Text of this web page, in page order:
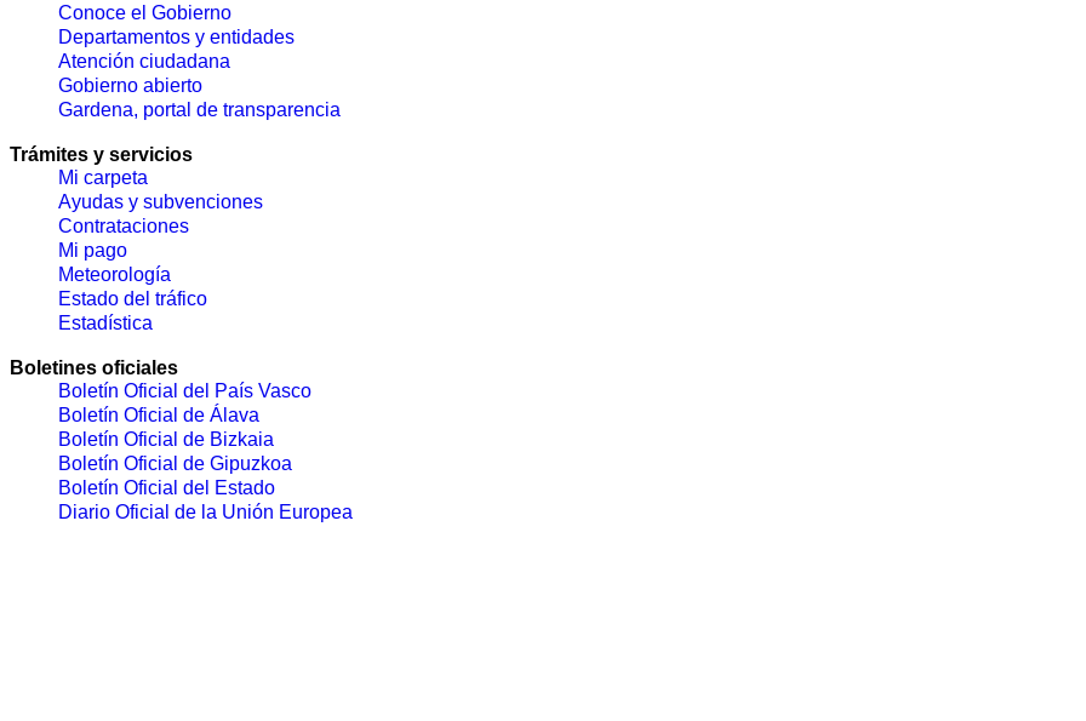
Conoce el Gobierno
Departamentos y entidades
Atención ciudadana
Gobierno abierto
Gardena, portal de transparencia
Trámites y servicios
Mi carpeta
Ayudas y subvenciones
Contrataciones
Mi pago
Meteorología
Estado del tráfico
Estadística
Boletines oficiales
Boletín Oficial del País Vasco
Boletín Oficial de Álava
Boletín Oficial de Bizkaia
Boletín Oficial de Gipuzkoa
Boletín Oficial del Estado
Diario Oficial de la Unión Europea